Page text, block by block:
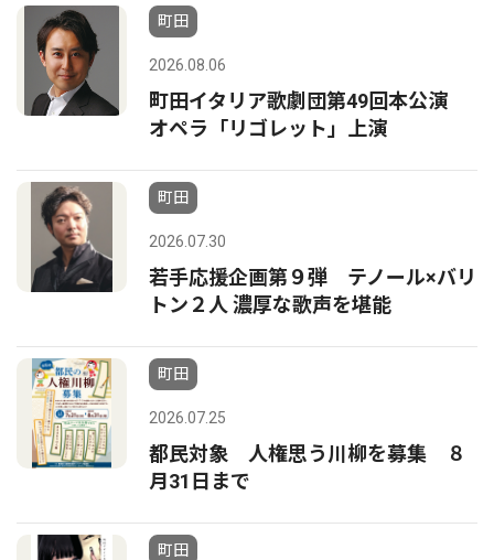
町田
2026.08.06
町田イタリア歌劇団第49回本公演
オペラ「リゴレット」上演
町田
2026.07.30
若手応援企画第９弾 テノール×バリ
トン２人 濃厚な歌声を堪能
町田
2026.07.25
都民対象 人権思う川柳を募集 ８
月31日まで
町田